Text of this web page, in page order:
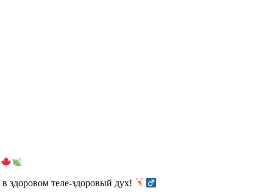
здоровом теле-здоровый дух!